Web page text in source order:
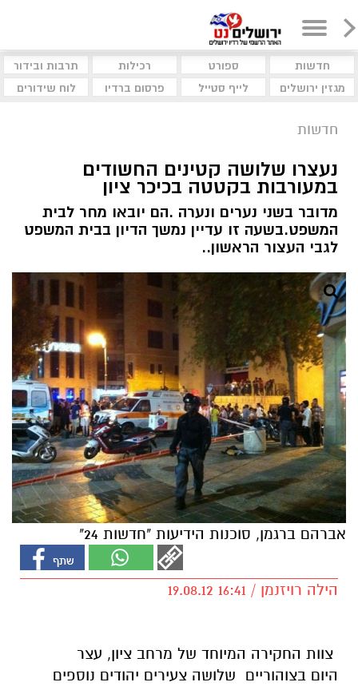
חדשות ספורט רכילות
תרבות ובידור
מגזין ירושלים
לייף סטייל פרסום ברדיו לוח שידורים
חדשות
נעצרו שלושה קטינים החשודים
במעורבות בקטטה בכיכר ציון
מדובר בשני נערים ונערה .הם יובאו מחר לבית
המשפט.בשעה זו עדיין נמשך הדיון בבית המשפט
לגבי העצור הראשון..
אברהם ברגמן, סוכנות הידיעות "חדשות 24"
הילה רויזנמן / 16:41 19.08.12
צוות החקירה המיוחד של מרחב ציון, עצר
היום בצוהוריים שלושה צעירים יהודים נוספים